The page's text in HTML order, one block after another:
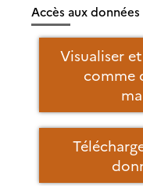
Accès aux données
Visualiser
comme